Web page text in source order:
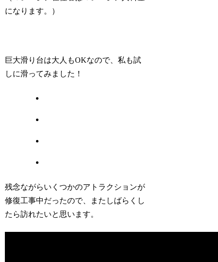
になります。）
巨大滑り台は大人もOKなので、私も試
しに滑ってみました！
残念ながらいくつかのアトラクションが
修復工事中だったので、またしばらくし
たら訪れたいと思います。